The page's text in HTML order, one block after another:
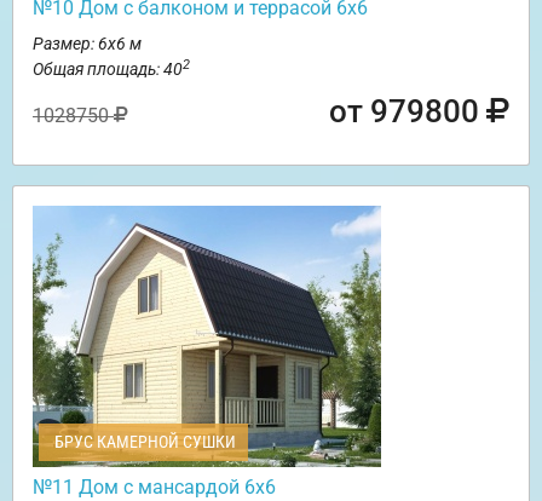
№10 Дом с балконом и террасой 6х6
Размер: 6х6 м
Общая площадь: 402
1028750 от 979800
БРУС КАМЕРНОЙ СУШКИ
№11 Дом с мансардой 6х6